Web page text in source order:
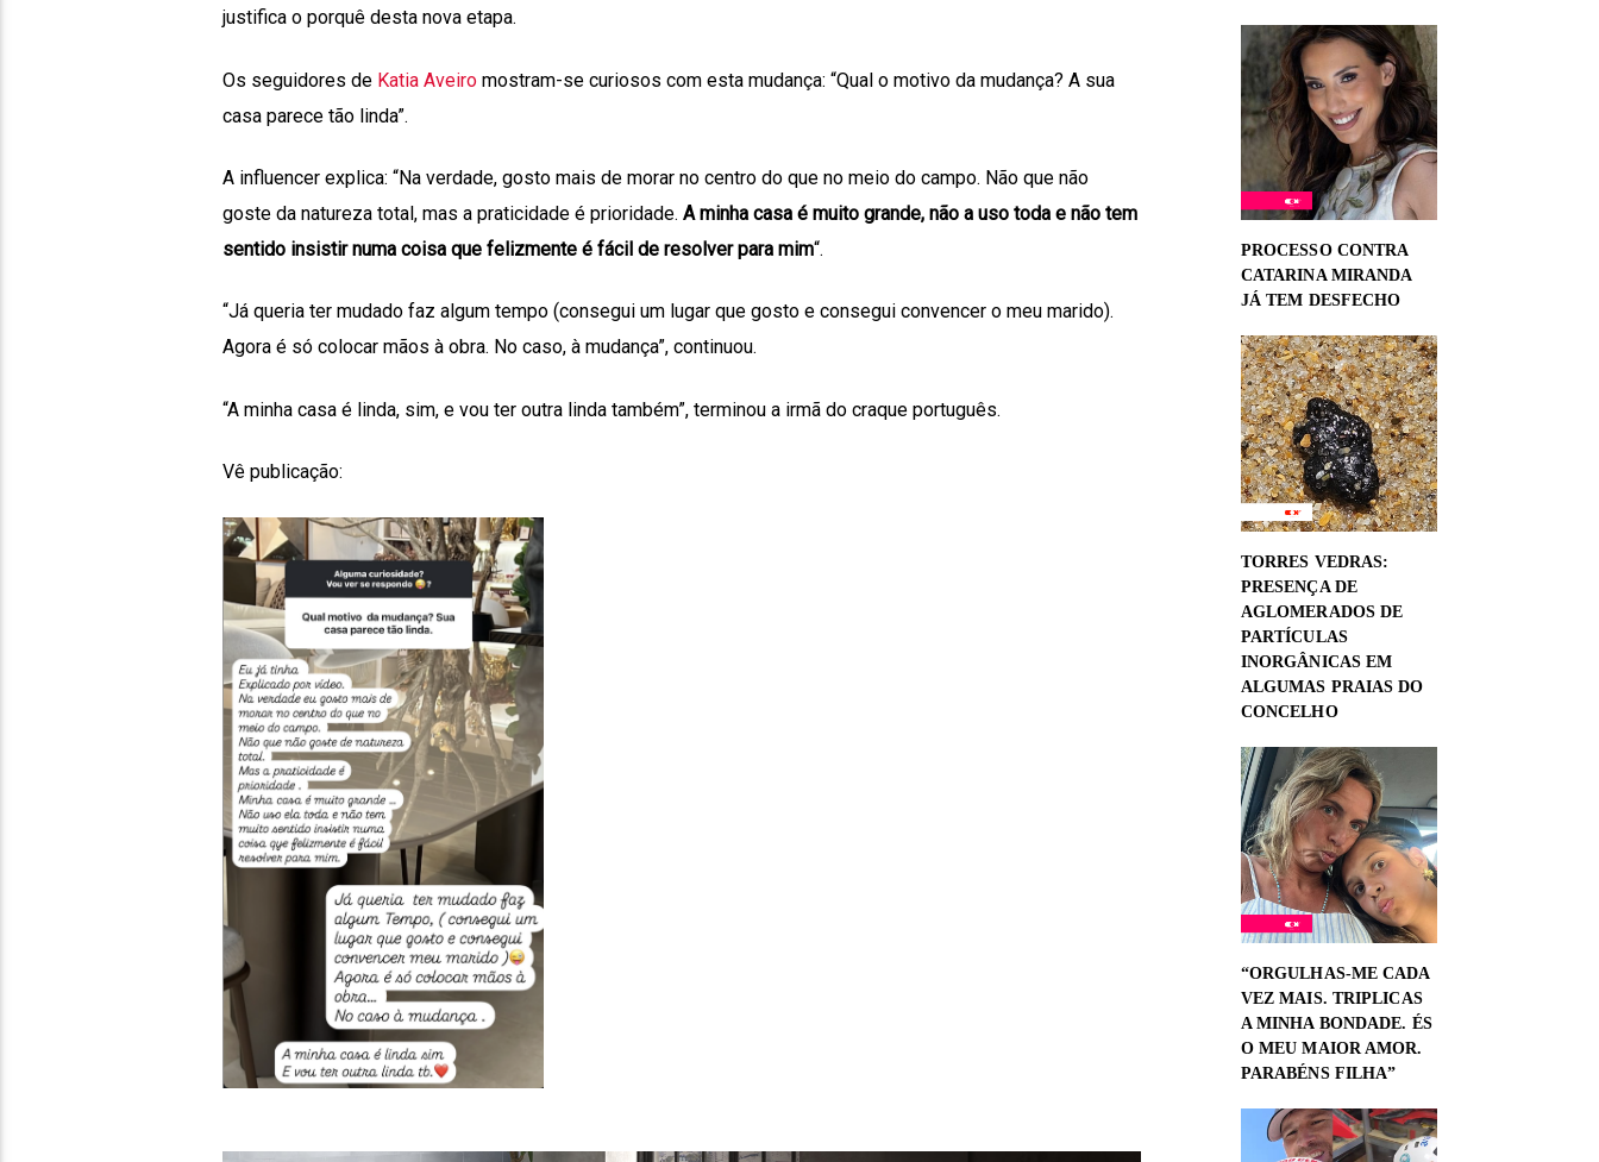
justifica o porquê desta nova etapa.
Os seguidores de Katia Aveiromostram-se curiosos com esta mudança: “Qual o motivo da mudança? A sua
casa parece tão linda”.
A influencer explica: “Na verdade, gosto mais de morar no centro do que no meio do campo. Não que não
goste da natureza total, mas a praticidade é prioridade. A minha casa é muito grande, não a uso toda e não tem
sentido insistir numa coisa que felizmente é fácil de resolver para mim“.
“Já queria ter mudado faz algum tempo (consegui um lugar que gosto e consegui convencer o meu marido).
Agora é só colocar mãos à obra. No caso, à mudança”, continuou.
“A minha casa é linda, sim, e vou ter outra linda também”, terminou a irmã do craque português.
Vê publicação:
PROCESSO CONTRA
CATARINA MIRANDA
JÁ TEM DESFECHO
TORRES VEDRAS:
PRESENÇA DE
AGLOMERADOS DE
PARTÍCULAS
INORGÂNICAS EM
ALGUMAS PRAIAS DO
CONCELHO
“ORGULHAS-ME CADA
VEZ MAIS. TRIPLICAS
A MINHA BONDADE. ÉS
O MEU MAIOR AMOR.
PARABÉNS FILHA”